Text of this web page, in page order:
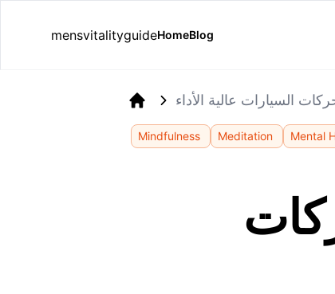
mensvitalityguideHomeBlog
السيارات عالية الأداء
Mindfulness Meditation Mental